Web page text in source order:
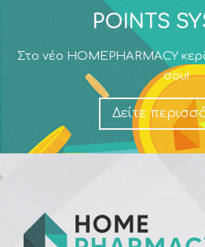
POINTS
Στο νέο HOMEPHARMACY
σου!
Δείτε